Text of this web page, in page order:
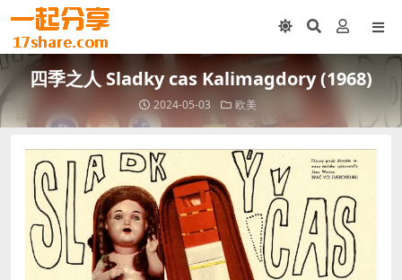
四季之人 Sladky cas Kalimagdory (1968)
2024-05-03 欧美